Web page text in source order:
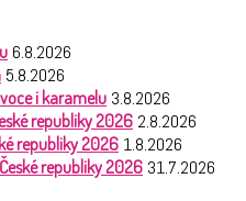
6.8.2026
5.8.2026
i karamelu 3.8.2026
republiky 2026 2.8.2026
republiky 2026 1.8.2026
republiky 2026 31.7.2026